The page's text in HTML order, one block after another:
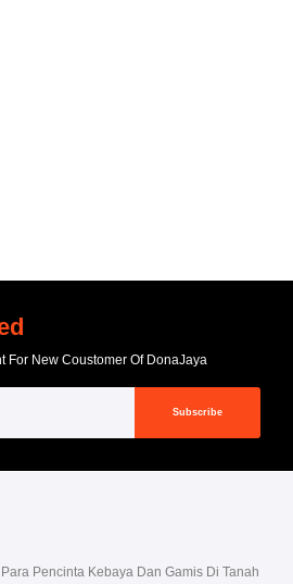
For New Coustomer Of DonaJaya
Subscribe
Pencinta Kebaya Dan Gamis Di Tanah